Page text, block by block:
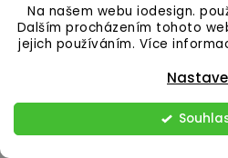
Na našem webu iodesign.
Dalším procházením tohoto
jejich používáním. Více–25 %
Hrnek na espresso NERI
černý
Skladem u dodavatele